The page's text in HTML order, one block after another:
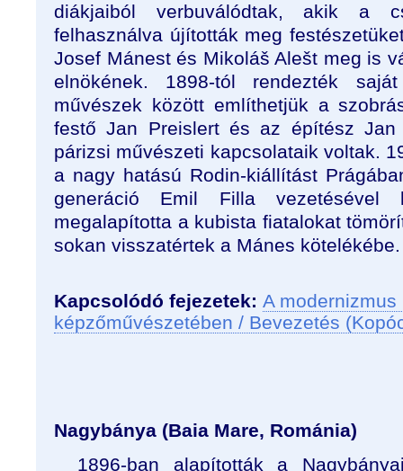
diákjaiból verbuválódtak, akik a
felhasználva újították meg
Josef Mánest és Mikoláš Alešt meg is
elnökének. 1898-tól rendezték
művészek között említhetjük a
festő Jan Preislert és az építész
párizsi művészeti kapcsolataik voltak.
a nagy hatású Rodin-kiállítást
generáció Emil Filla
megalapította a kubista fiatalokat
sokan visszatértek a Mánes kötelékébe.
Kapcsolódó fejezetek: A
képzőművészetében / Bevezetés
Nagybánya (Baia Mare, Románia)
1896-ban alapították a